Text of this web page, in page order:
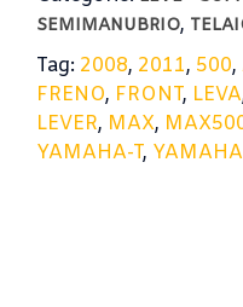
SEMIMANUBRIO,
Tag: 2008, 2011, 500,
FRENO, FRONT, LEVA
LEVER, MAX,
YAMAHA-T,